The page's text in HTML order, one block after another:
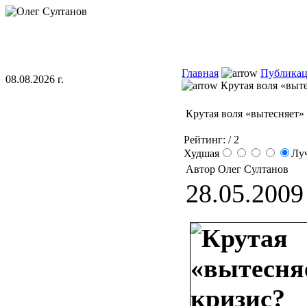
08.08.2026 г.
Главная
Крутая воля
Крутая воля «вытесняет»
Рейтинг: / 2
Худшая
Автор Олег Султанов
28.05.2009